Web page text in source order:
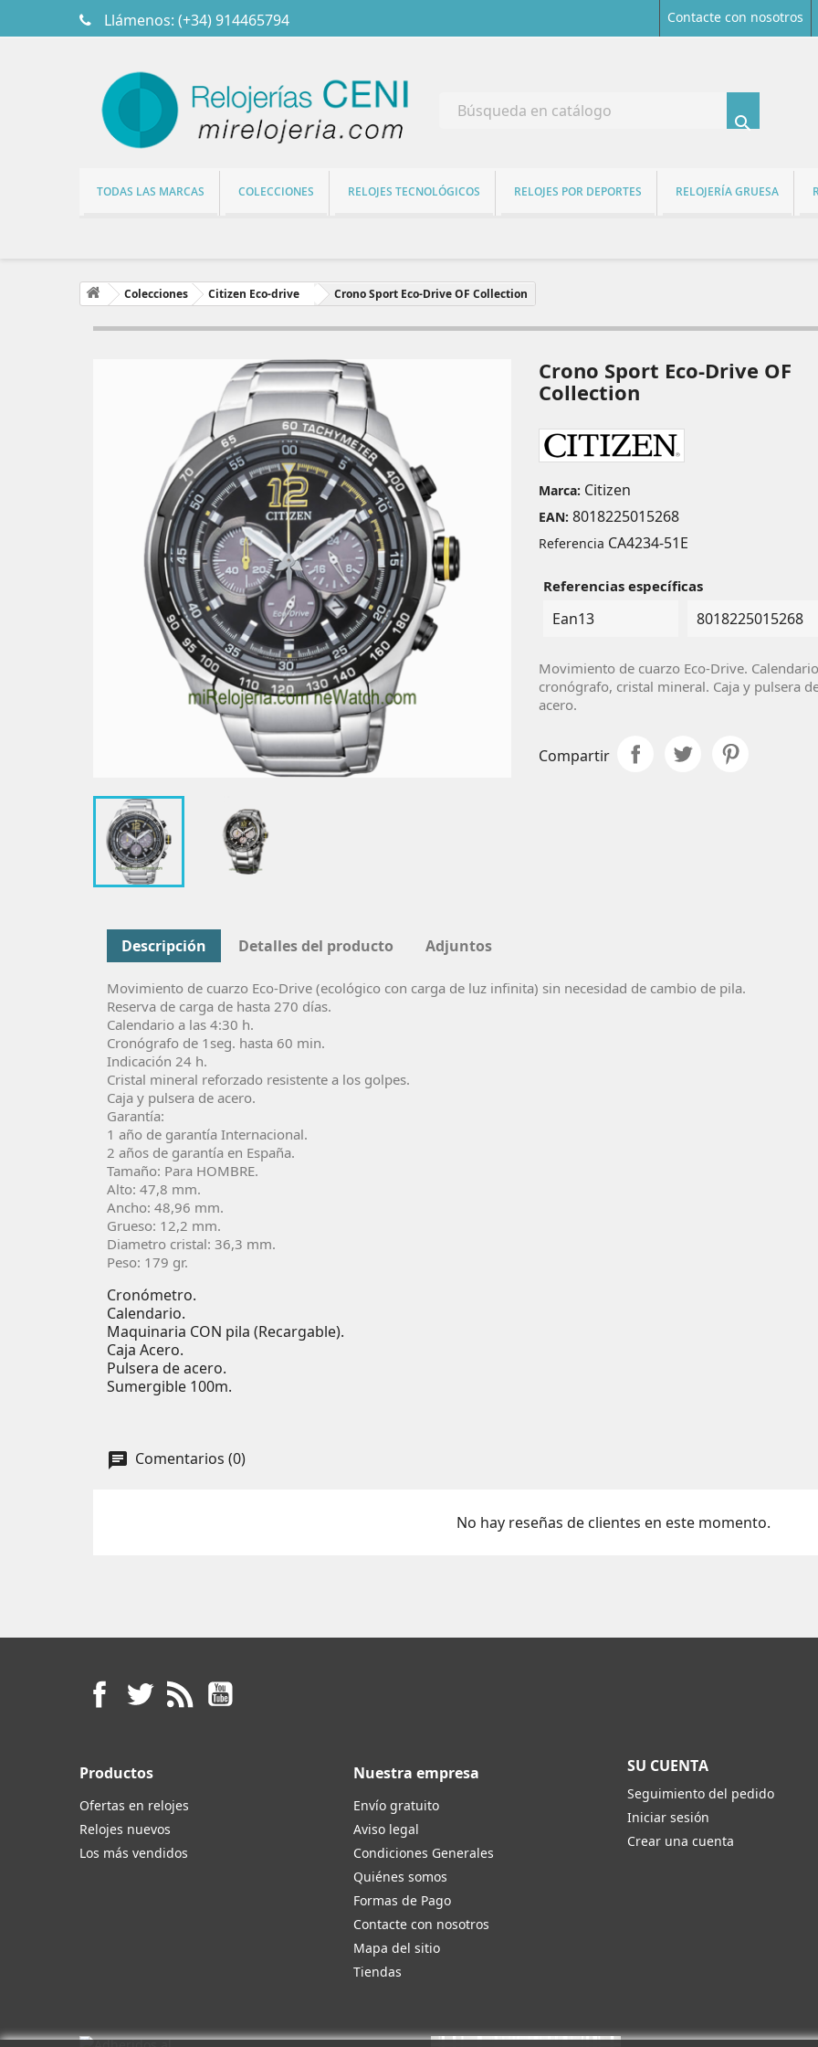
Llámenos: (+34) 914465794 Contacte con nosotros

TODAS LAS MARCAS COLECCIONES RELOJES TECNOLÓGICOS RELOJES POR DEPORTES RELOJERÍA GRUESA
Colecciones Citizen Eco-drive Crono Sport Eco-Drive OF Collection
Crono Sport Eco-Drive OF
Collection
Marca: Citizen
EAN: 8018225015268
Referencia CA4234-51E
Referencias específicas
Ean13 8018225015268
Movimiento de cuarzo Eco-Drive.
cronógrafo, cristal mineral. Caja y pulsera
acero.
Compartir
Descripción Detalles del producto Adjuntos
Movimiento de cuarzo Eco-Drive (ecológico con carga de luz infinita) sin necesidad de cambio de pila.
Reserva de carga de hasta 270 días.
Calendario a las 4:30 h.
Cronógrafo de 1seg. hasta 60 min.
Indicación 24 h.
Cristal mineral reforzado resistente a los golpes.
Caja y pulsera de acero.
Garantía:
1 año de garantía Internacional.
2 años de garantía en España.
Tamaño: Para HOMBRE.
Alto: 47,8 mm.
Ancho: 48,96 mm.
Grueso: 12,2 mm.
Diametro cristal: 36,3 mm.
Peso: 179 gr.
Cronómetro.
Calendario.
Maquinaria CON pila (Recargable).
Caja Acero.
Pulsera de acero.
Sumergible 100m.
Comentarios (0)
No hay reseñas de clientes en este momento.
Facebook
Twitter Rss
Productos
Ofertas en relojes
Relojes nuevos
Los más vendidos
Nuestra empresa
Envío gratuito
Aviso legal
Condiciones Generales
Quiénes somos
Formas de Pago
Contacte con nosotros
Mapa del sitio
Tiendas
SU CUENTA
Seguimiento del pedido
Iniciar sesión
Crear una cuenta